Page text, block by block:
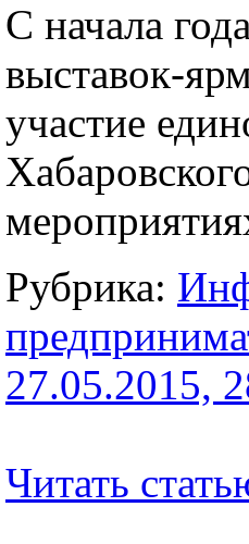
С начала
выставок-
участие
Рубрика:
27.05.2015,
Читать